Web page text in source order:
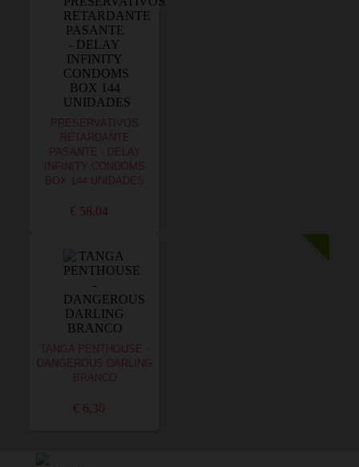
PRESERVATIVOS
RETARDANTE
PASANTE - DELAY
INFINITY CONDOMS
BOX 144 UNIDADES
€ 58,04
TANGA PENTHOUSE -
DANGEROUS DARLING
BRANCO
€ 6,30